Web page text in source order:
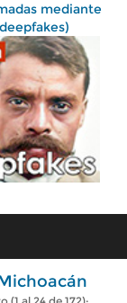
mediante
al 24 de 172):